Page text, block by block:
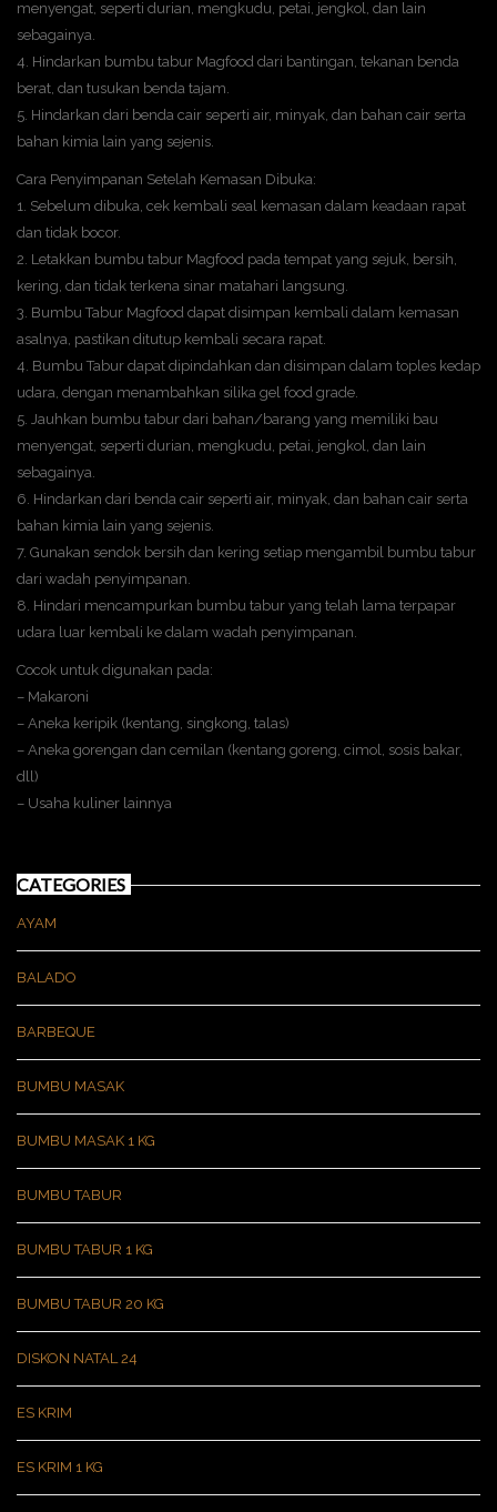
menyengat, seperti durian, mengkudu, petai, jengkol, dan lain
sebagainya.
4. Hindarkan bumbu tabur Magfood dari bantingan, tekanan benda
berat, dan tusukan benda tajam.
5. Hindarkan dari benda cair seperti air, minyak, dan bahan cair serta
bahan kimia lain yang sejenis.
Cara Penyimpanan Setelah Kemasan Dibuka:
1. Sebelum dibuka, cek kembali seal kemasan dalam keadaan rapat
dan tidak bocor.
2. Letakkan bumbu tabur Magfood pada tempat yang sejuk, bersih,
kering, dan tidak terkena sinar matahari langsung.
3. Bumbu Tabur Magfood dapat disimpan kembali dalam kemasan
asalnya, pastikan ditutup kembali secara rapat.
4. Bumbu Tabur dapat dipindahkan dan disimpan dalam toples kedap
udara, dengan menambahkan silika gel food grade.
5. Jauhkan bumbu tabur dari bahan/barang yang memiliki bau
menyengat, seperti durian, mengkudu, petai, jengkol, dan lain
sebagainya.
6. Hindarkan dari benda cair seperti air, minyak, dan bahan cair serta
bahan kimia lain yang sejenis.
7. Gunakan sendok bersih dan kering setiap mengambil bumbu tabur
dari wadah penyimpanan.
8. Hindari mencampurkan bumbu tabur yang telah lama terpapar
udara luar kembali ke dalam wadah penyimpanan.
Cocok untuk digunakan pada:
– Makaroni
– Aneka keripik (kentang, singkong, talas)
– Aneka gorengan dan cemilan (kentang goreng, cimol, sosis bakar,
dll)
– Usaha kuliner lainnya
CATEGORIES
AYAM
BALADO
BARBEQUE
BUMBU MASAK
BUMBU MASAK 1 KG
BUMBU TABUR
BUMBU TABUR 1 KG
BUMBU TABUR 20 KG
DISKON NATAL 24
ES KRIM
ES KRIM 1 KG